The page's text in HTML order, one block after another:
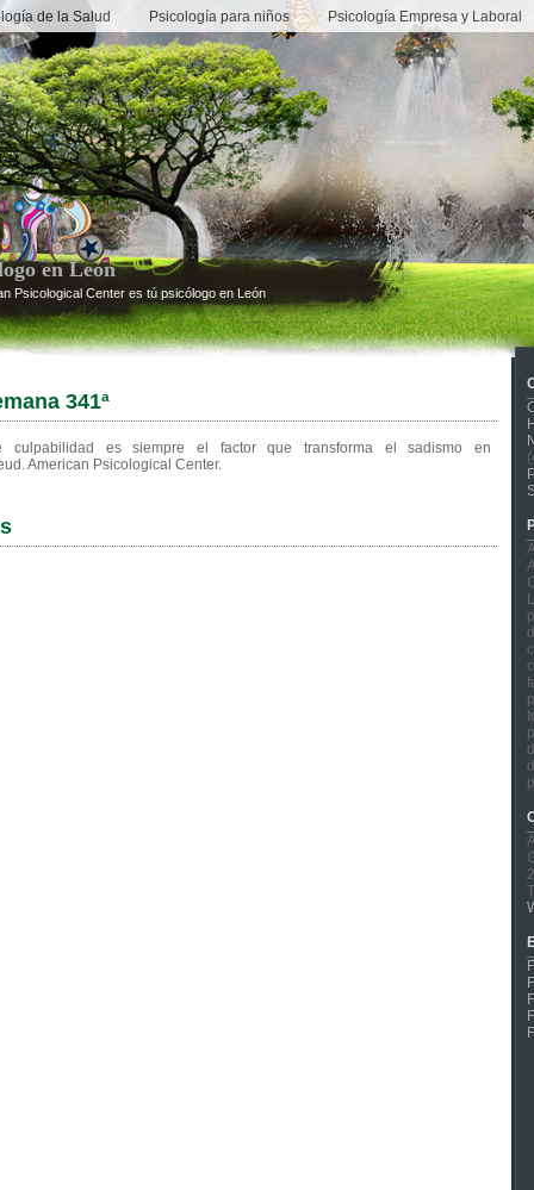
de la Salud Psicología para niños Psicología Empresa y Laboral
en León
Psicological Center es tú psicólogo en León
341ª
culpabilidad es siempre el factor que transforma el sadismo en
American Psicological Center.